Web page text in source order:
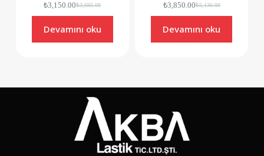
₺3,695.00
₺3,150.00
Devamını oku
₺5,136.00
₺3,850.00
Devamını oku